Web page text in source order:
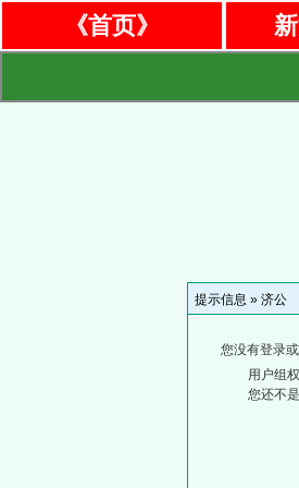
《首页》
提示信息 » 济公
您没有登录
用户组
您还不